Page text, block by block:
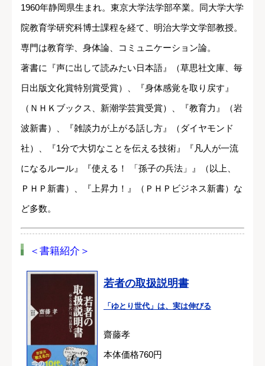
1960年静岡県生まれ。東京大学法学部卒業。同大学大学
院教育学研究科博士課程を経て、明治大学文学部教授。
専門は教育学、身体論、コミュニケーション論。
著書に『声に出して読みたい日本語』（草思社文庫、毎
日出版文化賞特別賞受賞）、『身体感覚を取り戻す』
（ＮＨＫブックス、新潮学芸賞受賞）、『教育力』（岩
波新書）、『雑談力が上がる話し方』（ダイヤモンド
社）、『1分で大切なことを伝える技術』『凡人が一流
になるルール』『使える！ 「孫子の兵法」』（以上、
ＰＨＰ新書）、『上昇力！』（ＰＨＰビジネス新書）な
ど多数。
＜書籍紹介＞
若者の取扱説明書
「ゆとり世代」は、実は伸びる
齋藤孝
本体価格760円